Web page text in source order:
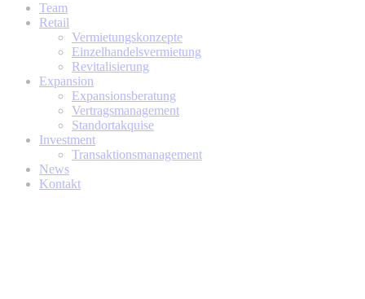
Team
Retail
Vermietungskonzepte
Einzelhandelsvermietung
Revitalisierung
Expansion
Expansionsberatung
Vertragsmanagement
Standortakquise
Investment
Transaktionsmanagement
News
Kontakt